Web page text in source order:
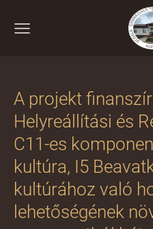
A projekt
Helyreállítási és
C11-es
kultúra, I5
kultúrához való
lehetőségének